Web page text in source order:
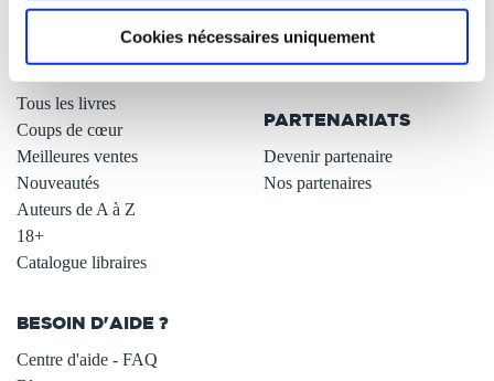
Cookies nécessaires uniquement
LIBRAIRIE
Tous les livres
Coups de cœur
Meilleures ventes
Nouveautés
Auteurs de A à Z
18+
Catalogue libraires
Programme de fidélité
.
PARTENARIATS
Devenir partenaire
Nos partenaires
BESOIN D'AIDE ?
Centre d'aide - FAQ